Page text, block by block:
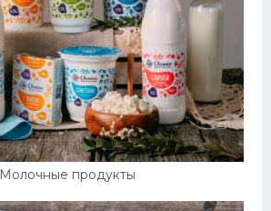
Молочные продукты